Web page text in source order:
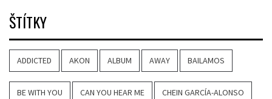
ŠTÍTKY
ADDICTED AKON ALBUM AWAY BAILAMOS
BE WITH YOU CAN YOU HEAR ME CHEIN GARCÍA-ALONSO